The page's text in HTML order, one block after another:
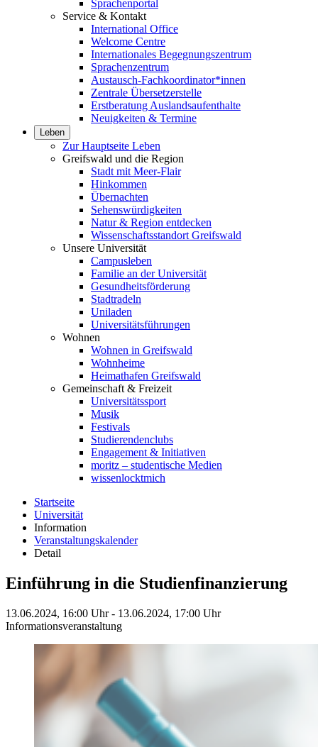
Sprachenportal
Service & Kontakt
International Office
Welcome Centre
Internationales Begegnungszentrum
Sprachenzentrum
Austausch-Fachkoordinator*innen
Zentrale Übersetzerstelle
Erstberatung Auslandsaufenthalte
Neuigkeiten & Termine
Leben
Zur Hauptseite Leben
Greifswald und die Region
Stadt mit Meer-Flair
Hinkommen
Übernachten
Sehenswürdigkeiten
Natur & Region entdecken
Wissenschaftsstandort Greifswald
Unsere Universität
Campusleben
Familie an der Universität
Gesundheitsförderung
Stadtradeln
Uniladen
Universitätsführungen
Wohnen
Wohnen in Greifswald
Wohnheime
Heimathafen Greifswald
Gemeinschaft & Freizeit
Universitätssport
Musik
Festivals
Studierendenclubs
Engagement & Initiativen
moritz – studentische Medien
wissenlocktmich
Startseite
Universität
Information
Veranstaltungskalender
Detail
Einführung in die Studienfinanzierung
13.06.2024, 16:00 Uhr - 13.06.2024, 17:00 Uhr
Informationsveranstaltung